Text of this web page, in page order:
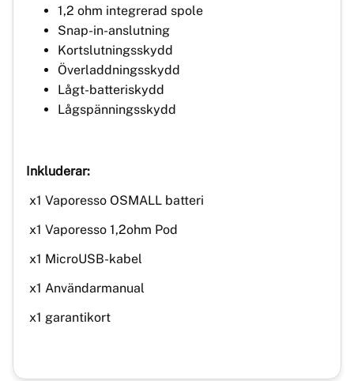
1,2 ohm integrerad spole
Snap-in-anslutning
Kortslutningsskydd
Överladdningsskydd
Lågt-batteriskydd
Lågspänningsskydd
Inkluderar:
x1 Vaporesso OSMALL batteri
x1 Vaporesso 1,2ohm Pod
x1 MicroUSB-kabel
x1 Användarmanual
x1 garantikort